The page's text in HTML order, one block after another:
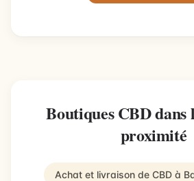
Boutiques CBD dans
proximité
Achat et livraison de CBD à